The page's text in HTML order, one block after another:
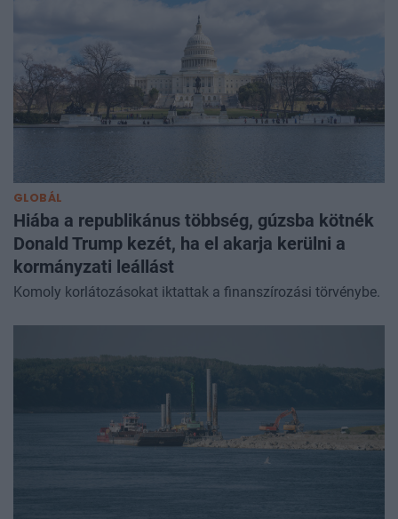
GLOBÁL
Hiába a republikánus többség, gúzsba kötnék
Donald Trump kezét, ha el akarja kerülni a
kormányzati leállást
Komoly korlátozásokat iktattak a finanszírozási törvénybe.